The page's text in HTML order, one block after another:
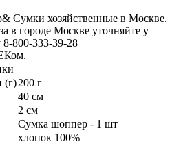
Сумки хозяйственные в Москве.
в городе Москве уточняйте у
8-800-333-39-28
(г)200 г
40 см
2 см
Сумка шоппер - 1 шт
хлопок 100%